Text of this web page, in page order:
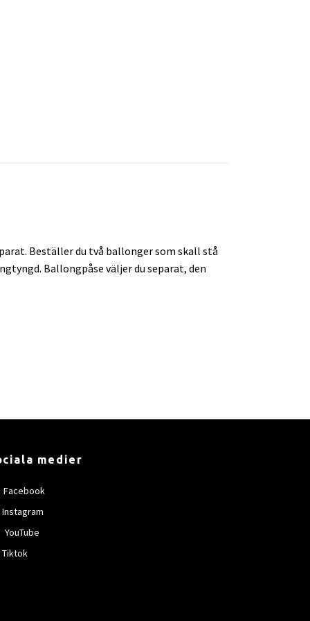
Beställer du två ballonger som skall stå
Ballongpåse väljer du separat, den
medier
Facebook
Instagram
YouTube
Tiktok